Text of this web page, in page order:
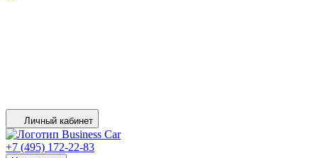
Личный кабинет
+7 (495) 172-22-83